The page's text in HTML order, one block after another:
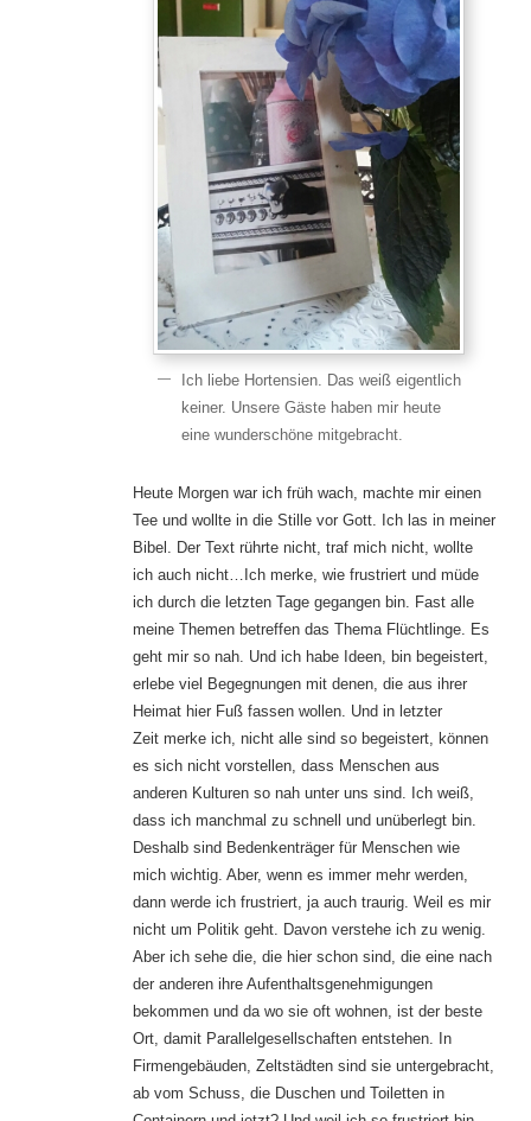
Ich liebe Hortensien. Das weiß eigentlich
keiner. Unsere Gäste haben mir heute
eine wunderschöne mitgebracht.
Heute Morgen war ich früh wach, machte mir einen
Tee und wollte in die Stille vor Gott. Ich las in meiner
Bibel. Der Text rührte nicht, traf mich nicht, wollte
ich auch nicht…Ich merke, wie frustriert und müde
ich durch die letzten Tage gegangen bin. Fast alle
meine Themen betreffen das Thema Flüchtlinge. Es
geht mir so nah. Und ich habe Ideen, bin begeistert,
erlebe viel Begegnungen mit denen, die aus ihrer
Heimat hier Fuß fassen wollen. Und in letzter
Zeit merke ich, nicht alle sind so begeistert, können
es sich nicht vorstellen, dass Menschen aus
anderen Kulturen so nah unter uns sind. Ich weiß,
dass ich manchmal zu schnell und unüberlegt bin.
Deshalb sind Bedenkenträger für Menschen wie
mich wichtig. Aber, wenn es immer mehr werden,
dann werde ich frustriert, ja auch traurig. Weil es mir
nicht um Politik geht. Davon verstehe ich zu wenig.
Aber ich sehe die, die hier schon sind, die eine nach
der anderen ihre Aufenthaltsgenehmigungen
bekommen und da wo sie oft wohnen, ist der beste
Ort, damit Parallelgesellschaften entstehen. In
Firmengebäuden, Zeltstädten sind sie untergebracht,
ab vom Schuss, die Duschen und Toiletten in